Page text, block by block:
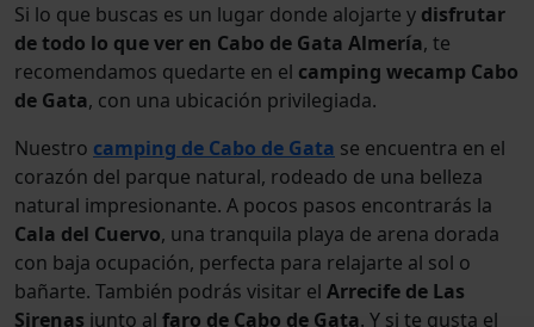
Si lo que buscas es un lugar donde alojarte y disfrutar
de todo lo que ver en Cabo de Gata Almería, te
recomendamos quedarte en el camping wecamp Cabo
de Gata, con una ubicación privilegiada.
Nuestro camping de Cabo de Gata se encuentra en el
corazón del parque natural, rodeado de una belleza
natural impresionante. A pocos pasos encontrarás la
Cala del Cuervo, una tranquila playa de arena dorada
con baja ocupación, perfecta para relajarte al sol o
bañarte. También podrás visitar el Arrecife de Las
Sirenas junto al faro de Cabo de Gata. Y si te gusta el